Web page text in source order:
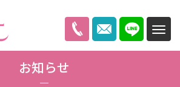
ディアマリエ
お知らせ